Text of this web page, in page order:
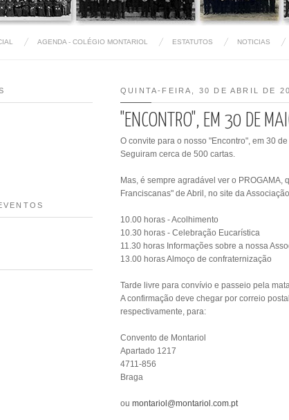
AGENDA - COLÉGIO MONTARIOL ESTATUTOS NOTICIAS
QUINTA-FEIRA, 30 DE ABRIL DE
"ENCONTRO", EM 30 DE
O convite para o nosso "Encontro", em 30
Seguiram cerca de 500 cartas.
Mas, é sempre agradável ver o
Franciscanas" de Abril, no site da
10.00 horas - Acolhimento
10.30 horas - Celebração Eucarística
11.30 horas Informações sobre a nossa
13.00 horas Almoço de confraternização
Tarde livre para convívio e passeio pela mata.
A confirmação deve chegar por correio
respectivamente, para:
Convento de Montariol
Apartado 1217
4711-856
Braga
ou montariol@montariol.com.pt